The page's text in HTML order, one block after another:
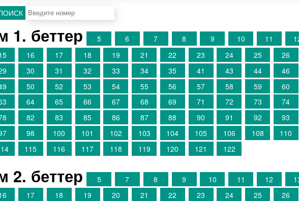
1. беттер 5 6 7 8 9 10 11
16 17 18 19 21 22 23 24 25 26
30 31 32 33 34 35 41 43 44 46
50 52 53 54 55 56 57 58 59 60
64 65 66 67 68 69 71 72 73 74
82 83 85 86 87 88 90 91 92 93
98 100 101 102 103 104 105 106 108 110
115 116 117 118 119 120 121 122
2. беттер 5 7 8 9 10 11 12
17 18 19 20 21 22 23 24 25 26